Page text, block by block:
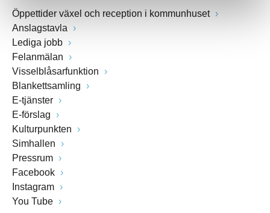
Öppettider växel och reception i kommunhuset
Anslagstavla
Lediga jobb
Felanmälan
Visselblåsarfunktion
Blankettsamling
E-tjänster
E-förslag
Kulturpunkten
Simhallen
Pressrum
Facebook
Instagram
You Tube